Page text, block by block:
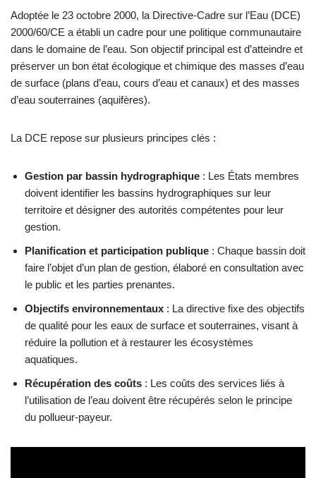
Adoptée le 23 octobre 2000, la Directive-Cadre sur l’Eau (DCE)
2000/60/CE a établi un cadre pour une politique communautaire
dans le domaine de l’eau. Son objectif principal est d’atteindre et
préserver un bon état écologique et chimique des masses d’eau
de surface (plans d’eau, cours d’eau et canaux) et des masses
d’eau souterraines (aquifères).
La DCE repose sur plusieurs principes clés :
Gestion par bassin hydrographique : Les États membres
doivent identifier les bassins hydrographiques sur leur
territoire et désigner des autorités compétentes pour leur
gestion.
Planification et participation publique : Chaque bassin doit
faire l’objet d’un plan de gestion, élaboré en consultation avec
le public et les parties prenantes.
Objectifs environnementaux : La directive fixe des objectifs
de qualité pour les eaux de surface et souterraines, visant à
réduire la pollution et à restaurer les écosystèmes
aquatiques.
Récupération des coûts : Les coûts des services liés à
l’utilisation de l’eau doivent être récupérés selon le principe
du pollueur-payeur.